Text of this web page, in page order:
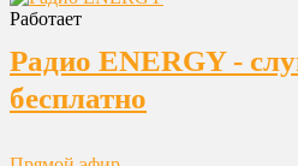
Работает
Радио ENERGY -
бесплатно